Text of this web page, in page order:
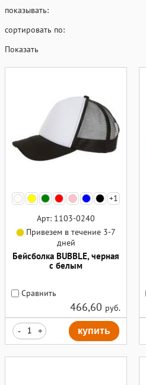
показывать:
сортировать по:
Показать
+1
Арт: 1103-0240
Привезем в течение 3-7
дней
Бейсболка BUBBLE, черная
с белым
Сравнить
466,60 руб.
- + купить